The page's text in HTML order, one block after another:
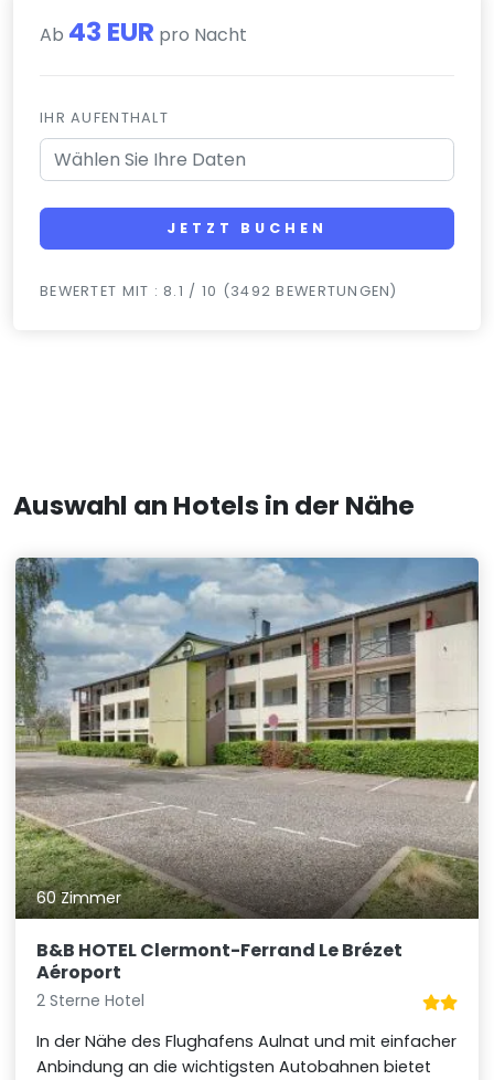
Ab 43 EUR pro Nacht
IHR AUFENTHALT
JETZT BUCHEN
BEWERTET MIT : 8.1 / 10 (3492 BEWERTUNGEN)
Auswahl an Hotels in der Nähe
60 Zimmer
B&B HOTEL Clermont-Ferrand Le Brézet
Aéroport
2 Sterne Hotel
In der Nähe des Flughafens Aulnat und mit einfacher
Anbindung an die wichtigsten Autobahnen bietet